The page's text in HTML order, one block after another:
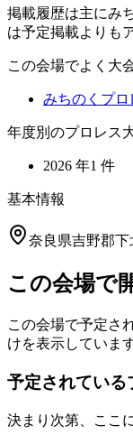
掲載履歴は主にみ
は予定掲載よりも
この会場でよく大
みちのくプロ
年度別のプロレス
2026 年1 件
基本情報
奈良県吉野郡下
この会場で
この会場で予定さ
けを表示しています
予定されている
決まり次第、ここ